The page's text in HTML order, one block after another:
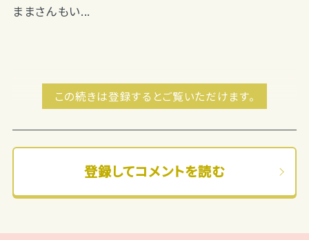
ままさんもい...
この続きは登録するとご覧いただけます。
登録してコメントを読む